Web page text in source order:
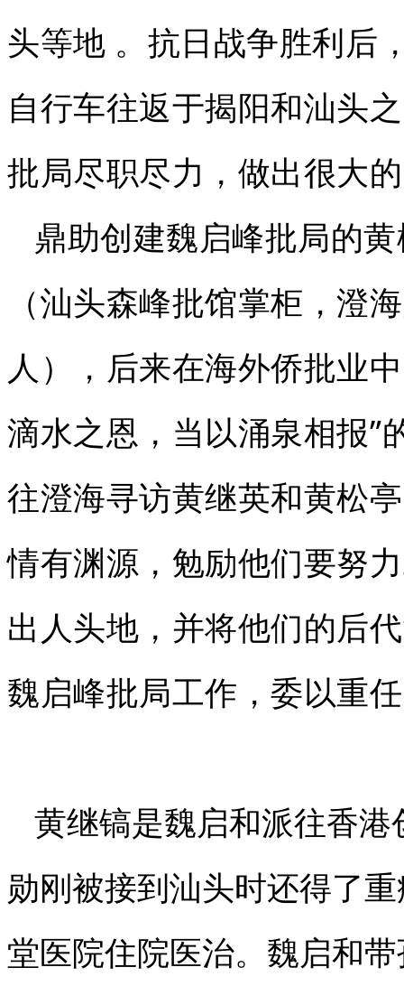
头等地 。抗日战争胜利后
自行车往返于揭阳和汕头
批局尽职尽力，做出很大
鼎助创建魏启峰批局的
（汕头森峰批馆掌柜，澄
人），后来在海外侨批业
滴水之恩，当以涌泉相报”
往澄海寻访黄继英和黄松
情有渊源，勉励他们要努
出人头地，并将他们的后
魏启峰批局工作，委以重
黄继镐是魏启和派往香
勋刚被接到汕头时还得了
堂医院住院医治。魏启和